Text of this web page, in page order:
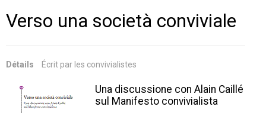
Verso una società conviviale
Détails Écrit par les convivialistes
Una discussione con Alain Caillé
sul Manifesto convivialista